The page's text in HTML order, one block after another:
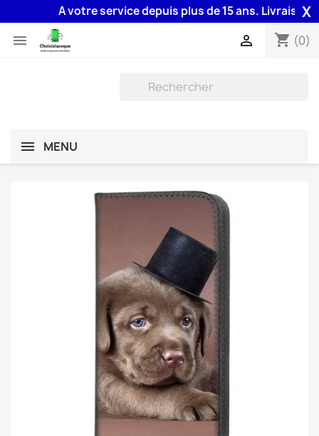
A votre service depuis plus de 15 ans. Livraison X
 shopping_cart (0)

MENU